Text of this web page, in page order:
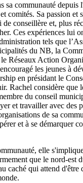
sa communauté depuis
comités. Sa passion et
conseillère et, plus
Ces expériences lui
tels que
du NB, la
Réseaux Action
les jeunes à
en présidant le
Rachel considère que
du conseil
et travailler avec des
de sa
et à se démarquer
elle
que le nord-est
caché qui attend d'être